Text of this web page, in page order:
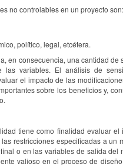
no controlables en un proyecto son:
político, legal, etcétera.
en consecuencia, una cantidad de
las variables. El análisis de
el impacto de las
sobre los beneficios y,
tiene como finalidad evaluar el
restricciones especificadas a un
o en las variables de salida del
valioso en el proceso de